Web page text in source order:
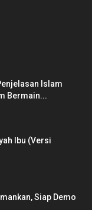
Islam
Bermain...
Ibu (Versi
Siap Demo